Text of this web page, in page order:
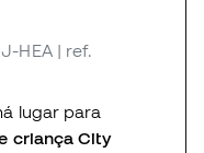
HEA | ref.
lugar para
criança City